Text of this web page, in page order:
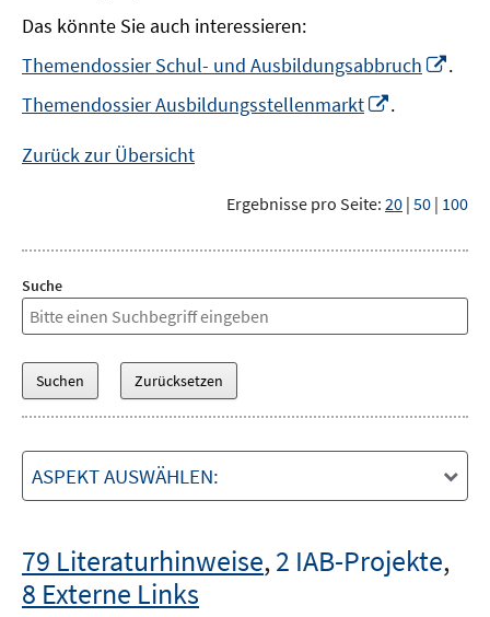
Das könnte Sie auch interessieren:
Themendossier Schul- und Ausbildungsabbruch
.
Themendossier Ausbildungsstellenmarkt
.
Zurück zur Übersicht
Ergebnisse pro Seite: 20 | 50 | 100
Suche
ASPEKT AUSWÄHLEN:
79 Literaturhinweise,2 IAB-Projekte,
8 Externe Links